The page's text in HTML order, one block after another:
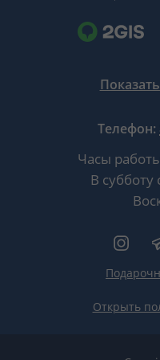
Телефон:
Часы
В субботу
Открыть